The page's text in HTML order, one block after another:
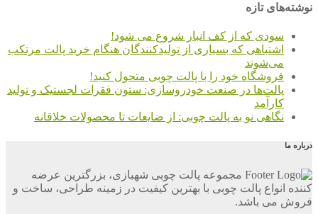
نوشته‌های تازه
سودی که از کف انبار شروع می شود!
اشتباهی که بسیاری از تولیدکنندگان هنگام خرید پالت مرتکب
می‌شوند
فروشگاه خود را با پالت چوبی متحول کنید!
پالت‌ها در صنعت خودروسازی: ستون فقرات لجستیک و تولید
کارآمد
نگاهی نو به پالت چوبی: از ضایعات تا محصولات خلاقانه
درباره ما
مجموعه پالت چوبی شهبازی، بزرگترین عرضه
کننده انواع پالت چوبی با بهترین کیفیت در زمینه طراحی، ساخت و
فروش می باشد.